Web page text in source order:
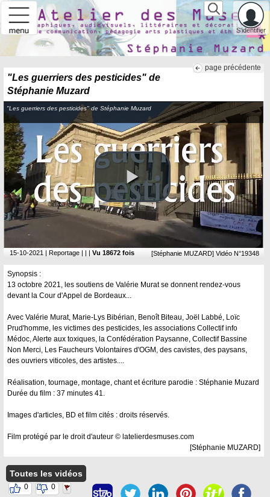
S'identifier
page précédente
"Les guerriers des pesticides" de
Stéphanie Muzard
"Les guerriers des pesticides" de Stéphanie Muzard
15-10-2021 | Reportage | | | Vu 18672 fois [Stéphanie MUZARD] Vidéo N°19348
Synopsis :
13 octobre 2021, les soutiens de Valérie Murat se donnent rendez-vous
devant la Cour d'Appel de Bordeaux...
Avec Valérie Murat, Marie-Lys Bibérian, Benoît Biteau, Joël Labbé, Loïc
Prud'homme, les victimes des pesticides, les associations Collectif info
Médoc, Alerte aux toxiques, la Confédération Paysanne, Collectif Bassine
Non Merci, Les Faucheurs Volontaires d'OGM, des cavistes, des paysans,
des ouvriers viticoles, des artistes....
Réalisation, tournage, montage, chant et écriture parodie : Stéphanie Muzard
Durée du film : 37 minutes 41.
Images d'articles, BD et film cités : droits réservés.
Film protégé par le droit d'auteur © latelierdesmuses.com
[Stéphanie MUZARD]
Toutes les vidéos
0 0